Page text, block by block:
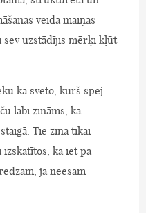
veida maiņas
sev uzstādījis mērķi kļūt
kā svēto, kurš spēj
labi zināms, ka
Tie zina tikai
ka iet pa
ja neesam